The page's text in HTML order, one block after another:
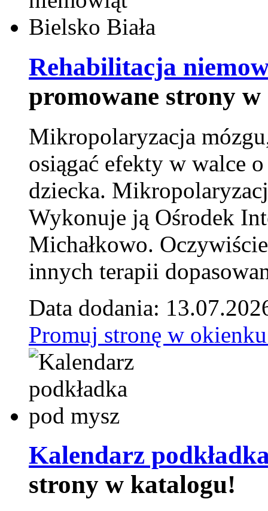
Rehabilitacja
promowane strony
Mikropolaryzacja
osiągać efekty w walce
dziecka.
Wykonuje ją Ośrodek
Michałkowo.
innych terapii
Data dodania:
Promuj stronę w
Kalendarz
strony w katalogu!